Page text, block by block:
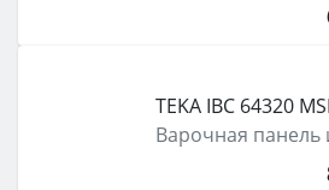
TEKA IBC 64320
Варочная панель